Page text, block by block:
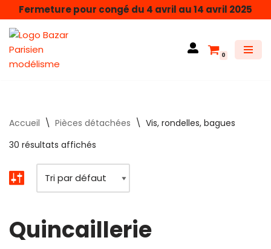
Aller
au
contenu
Fermeture pour congé du 4 avril au 14 avril 2025
0
Accueil \ Pièces détachées \ Vis, rondelles, bagues
30 résultats affichés
Quincaillerie